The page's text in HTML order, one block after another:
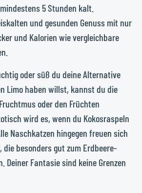
5 Stunden kalt.
und gesunden Genuss mit nur
und Kalorien wie vergleichbare
oder süß du deine Alternative
Limo haben willst, kannst du die
oder den Früchten
wird es, wenn du Kokosraspeln
Naschkatzen hingegen freuen sich
besonders gut zum Erdbeere-
Deiner Fantasie sind keine Grenzen